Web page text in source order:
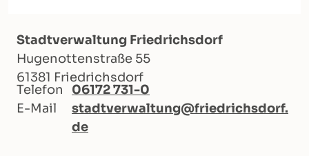
Stadtverwaltung Friedrichsdorf
Hugenottenstraße 55
61381 Friedrichsdorf
Telefon
06172 731-0
E-Mail
stadtverwaltung@friedrichsdorf.
de